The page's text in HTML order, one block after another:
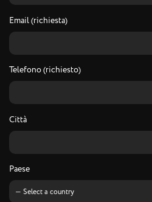
Email (richiesta)
Telefono (richiesto)
Città
Paese